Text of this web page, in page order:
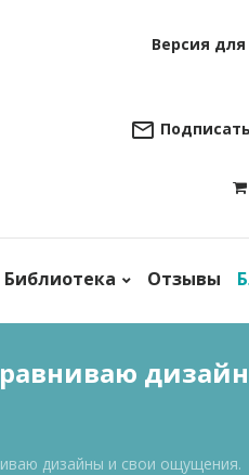
Версия

Библиотека Отзывы
дизайны и свои ощущения.